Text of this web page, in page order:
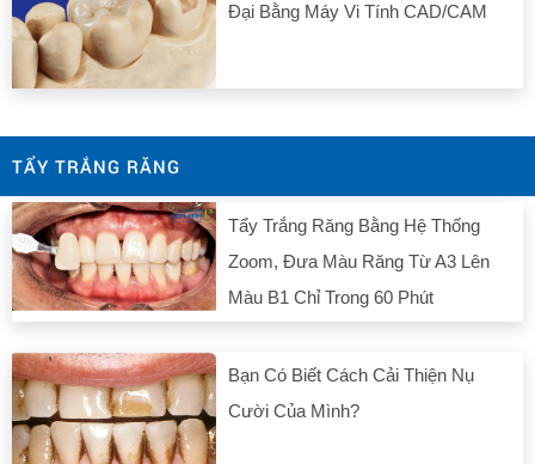
Đại Bằng Máy Vi Tính CAD/CAM
TẨY TRẮNG RĂNG
Tẩy Trắng Răng Bằng Hệ Thống
Zoom, Đưa Màu Răng Từ A3 Lên
Màu B1 Chỉ Trong 60 Phút
Bạn Có Biết Cách Cải Thiện Nụ
Cười Của Mình?